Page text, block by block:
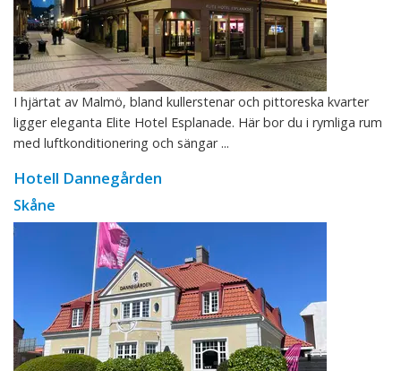
I hjärtat av Malmö, bland kullerstenar och pittoreska kvarter
ligger eleganta Elite Hotel Esplanade. Här bor du i rymliga rum
med luftkonditionering och sängar ...
Hotell Dannegården
Skåne